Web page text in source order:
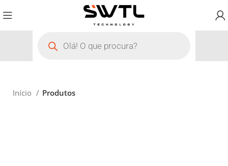
Início Produtos